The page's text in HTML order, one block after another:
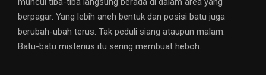
berpagar. Yang lebih aneh bentuk dan posisi batu juga
berubah-ubah terus. Tak peduli siang ataupun malam.
Batu-batu misterius itu sering membuat heboh.